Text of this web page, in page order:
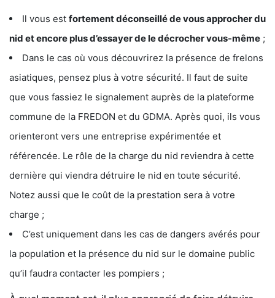
Il vous est fortement déconseillé de vous approcher du
nid et encore plus d’essayer de le décrocher vous-même ;
Dans le cas où vous découvrirez la présence de frelons
asiatiques, pensez plus à votre sécurité. Il faut de suite
que vous fassiez le signalement auprès de la plateforme
commune de la FREDON et du GDMA. Après quoi, ils vous
orienteront vers une entreprise expérimentée et
référencée. Le rôle de la charge du nid reviendra à cette
dernière qui viendra détruire le nid en toute sécurité.
Notez aussi que le coût de la prestation sera à votre
charge ;
C’est uniquement dans les cas de dangers avérés pour
la population et la présence du nid sur le domaine public
qu’il faudra contacter les pompiers ;